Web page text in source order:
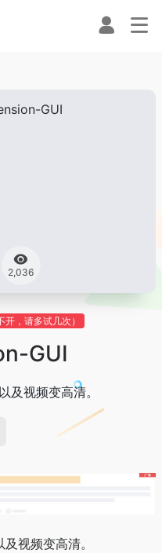
2,036
，请多试几次）
GUI
及视频变高清。
视频变高清。